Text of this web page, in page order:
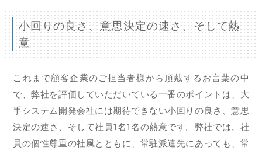
小回りの良さ、意思決定の速さ、そして熱
意
これまで顧客企業のご担当者様から頂戴するお言葉の中
で、弊社を評価していただいている一番のポイントは、大
手システム開発会社には期待できない小回りの良さ、意思
決定の速さ、そして社員1名1名の熱意です。弊社では、社
員の個性尊重の社風とともに、常駐派遣先にあっても、常